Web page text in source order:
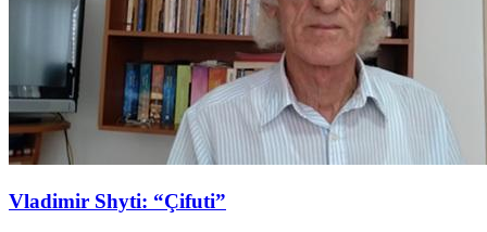
Vladimir Shyti: “Çifuti”